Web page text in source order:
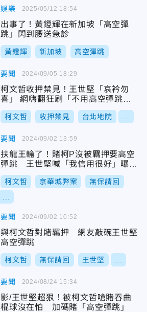
娛樂
出事了！黃鐙輝在新加坡「高空彈
跳」閃到腰送急診
黃鐙輝 新加坡 高空彈跳
2025/05/12 18:54
要聞
柯文哲收押禁見！王世堅「哀衿勿
喜」 網嗨翻狂刷「不用高空彈跳
了」
柯文哲 收押禁見 台北地院
2024/09/05 18:29
要聞
扶龍王輸了！賭柯P沒被羈押要高空
彈跳 王世堅喊「我信用很好」曝兌
現承諾時間點
柯文哲 京華城弊案 無保請回
2024/09/02 13:59
要聞
與柯文哲對賭羈押 網友敲碗王世堅
高空彈跳
柯文哲 無保請回 王世堅
2024/09/02 10:52
要聞
影/王世堅超狠！被柯文哲嗆賭吞曲
棍球沒在怕 加碼賭「高空彈跳」
2024/08/24 15:34